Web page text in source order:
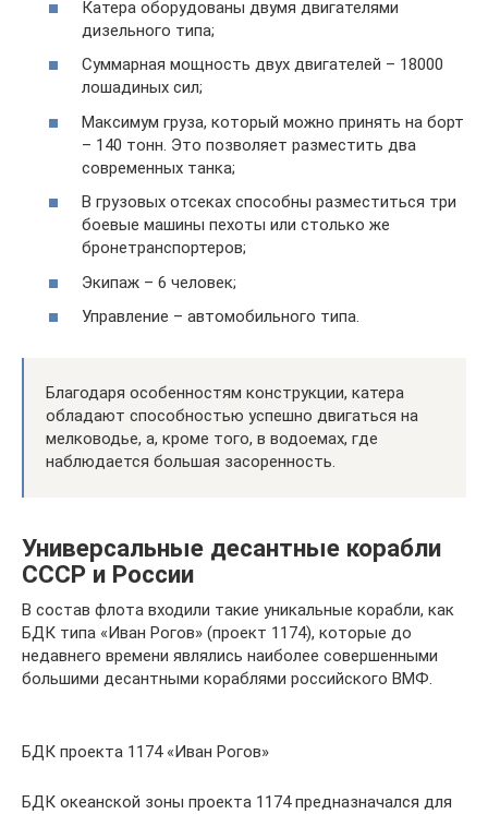
Катера оборудованы двумя двигателями
дизельного типа;
Суммарная мощность двух двигателей – 18000
лошадиных сил;
Максимум груза, который можно принять на борт
– 140 тонн. Это позволяет разместить два
современных танка;
В грузовых отсеках способны разместиться три
боевые машины пехоты или столько же
бронетранспортеров;
Экипаж – 6 человек;
Управление – автомобильного типа.
Благодаря особенностям конструкции, катера
обладают способностью успешно двигаться на
мелководье, а, кроме того, в водоемах, где
наблюдается большая засоренность.
Универсальные десантные корабли
СССР и России
В состав флота входили такие уникальные корабли, как
БДК типа «Иван Рогов» (проект 1174), которые до
недавнего времени являлись наиболее совершенными
большими десантными кораблями российского ВМФ.
БДК проекта 1174 «Иван Рогов»
БДК океанской зоны проекта 1174 предназначался для